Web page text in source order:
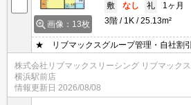
画像：13枚
敷
なし 礼
1ヶ月
3階
1K 25.13m²
★ リブマックスグループ管理・自
株式会社リブマックスリーシング リブマックス
横浜駅前店
情報更新日 2026/08/08